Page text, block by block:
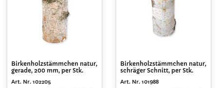
Birkenholzstämmchen natur,
gerade, 200 mm, per Stk.
Art. Nr. 102205
Birkenholzstämmchen natur,
schräger Schnitt, per Stk.
Art. Nr. 101988